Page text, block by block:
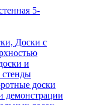
5-
Доски с
и
стенды
доски
демонстрации